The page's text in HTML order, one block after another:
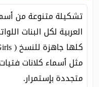
تشكيلة متنوعة من
العربية لكل البنات
مثل أسماء كلانات
متجددة بإستمرار.